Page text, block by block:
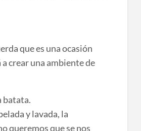
que es una ocasión
crear una ambiente de
batata.
y lavada, la
queremos que se nos